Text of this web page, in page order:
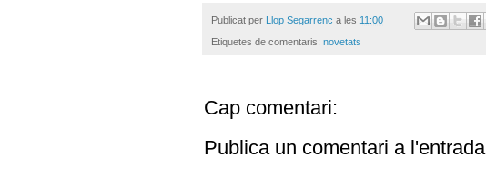
Publicat per Llop Segarrenc a les 11:00
Etiquetes de comentaris: novetats
Cap comentari:
Publica un comentari a l'entrada